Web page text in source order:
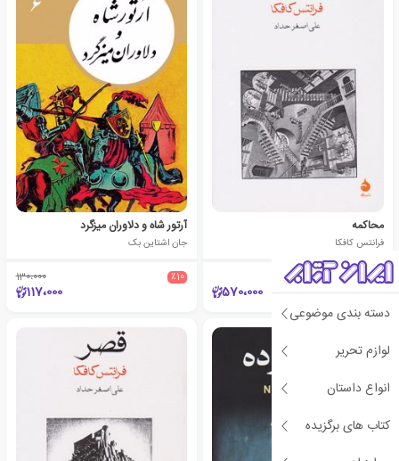
دسته بندی موضوعی
لوازم تحریر
انواع داستان
کتاب های برگزیده
محاکمه
فرانتس کافکا
570،000
آرتور شاه و دلاوران میزگرد
جان اشتاین بک
٪10 130،000
117،000